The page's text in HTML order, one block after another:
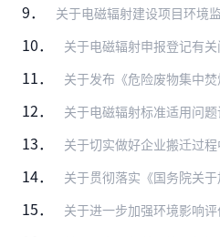
9． 关于电磁辐射建设项目环境监督管理
10． 关于电磁辐射申报登记有关问
11． 关于发布《危险废物集中焚烧处置工程建设技术要求》（试行）和《医疗
12． 关于电磁辐射标准适用问题请
13． 关于切实做好企业搬迁过程中环境污
14． 关于贯彻落实《国务院关于加快推进产能过剩行
15． 关于进一步加强环境影响评价管理工作的